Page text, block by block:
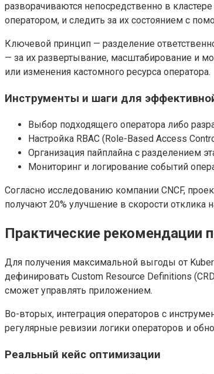
разворачиваются непосредственно в
оператором, и следить за их состоянием с
Ключевой принцип — разделение
— за их развертывание, масштабирование и
или изменения кастомного ресурса оператора.
Инструменты и шаги для
Выбор подходящего оператора либо
Настройка RBAC (Role-Based Access
Организация пайплайна с разделением
Мониторинг и логирование событий
Согласно исследованию компании CNCF,
получают 20% улучшение в скорости отклика
Практические рекомендации
Для получения максимальной выгоды от
дефинировать Custom Resource Definitions
сможет управлять приложением.
Во-вторых, интеграция операторов с
регулярные ревизии логики операторов и
Реальный кейс оптимизации